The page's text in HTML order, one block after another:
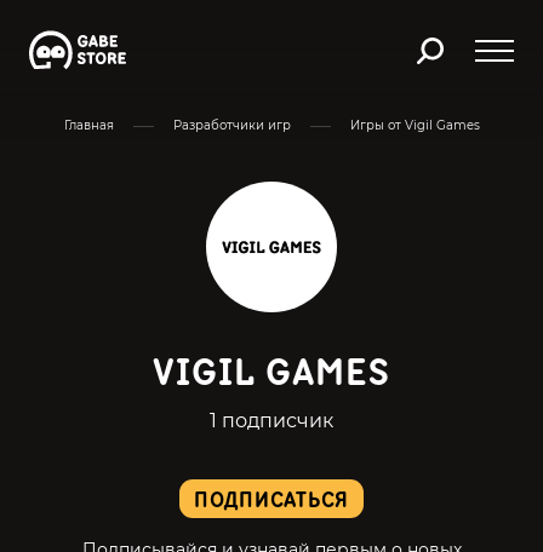
Главная Разработчики игр Игры от Vigil Games
ПОДПИСАТЬСЯ
VIGIL GAMES
1 подписчик